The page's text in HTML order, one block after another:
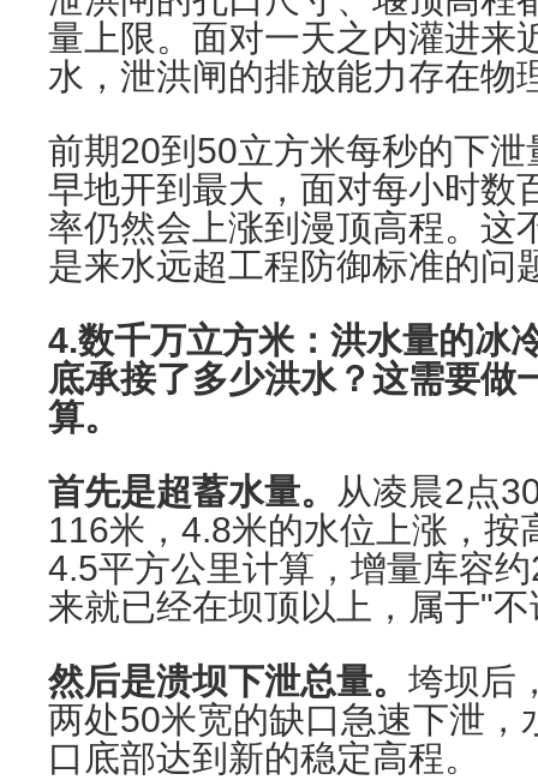
量上限。面对一天之内灌进来
水，泄洪闸的排放能力存在物
前期20到50立方米每秒的下
早地开到最大，面对每小时数
率仍然会上涨到漫顶高程。这
是来水远超工程防御标准的问
4.数千万立方米：洪水量的冰
底承接了多少洪水？这需要做
算。
首先是超蓄水量。 从凌晨2点
116米，4.8米的水位上涨，按
4.5平方公里计算，增量库容
来就已经在坝顶以上，属于"
然后是溃坝下泄总量。 垮坝后
两处50米宽的缺口急速下泄，
口底部达到新的稳定高程。